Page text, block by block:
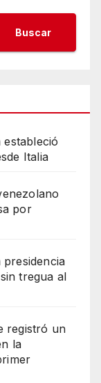
Buscar
Italia
por
tregua al
registró un
la